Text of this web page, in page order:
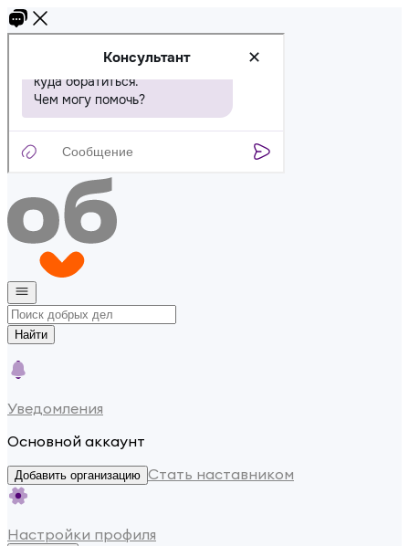
Найти
Уведомления
Основной аккаунт
Добавить организацию Стать наставником
Настройки профиля